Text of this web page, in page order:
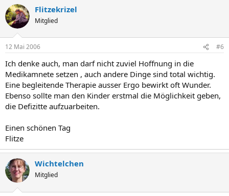
Flitzekrizel
Mitglied
12 Mai 2006 #6
Ich denke auch, man darf nicht zuviel Hoffnung in die
Medikamnete setzen , auch andere Dinge sind total wichtig.
Eine begleitende Therapie ausser Ergo bewirkt oft Wunder.
Ebenso sollte man den Kinder erstmal die Möglichkeit geben,
die Defizitte aufzuarbeiten.
Einen schönen Tag
Flitze
Wichtelchen
Mitglied